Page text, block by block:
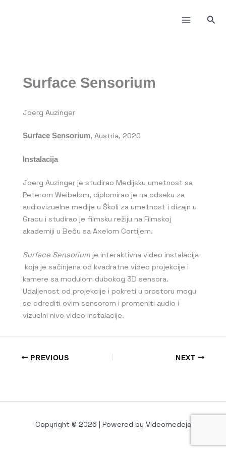
Surface Sensorium
Joerg Auzinger
Surface Sensorium, Austria, 2020
Instalacija
Joerg Auzinger je studirao Medijsku umetnost sa
Peterom Weibelom, diplomirao je na odseku za
audiovizuelne medije u Školi za umetnost i dizajn u
Gracu i studirao je filmsku režiju na Filmskoj
akademiji u Beču sa Axelom Cortijem.
Surface Sensorium je interaktivna video instalacija
koja je sačinjena od kvadratne video projekcije i
kamere sa modulom dubokog 3D sensora.
Udaljenost od projekcije i pokreti u prostoru mogu
se odrediti ovim sensorom i promeniti audio i
vizuelni nivo video instalacije.
PREVIOUS NEXT
Copyright © 2026 | Powered by Videomedeja